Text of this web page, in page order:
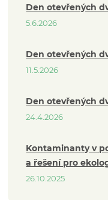
Den otevřených
5.6.2026
Den otevřených
11.5.2026
Den otevřených
24.4.2026
Kontaminanty v
a řešení pro
26.10.2025